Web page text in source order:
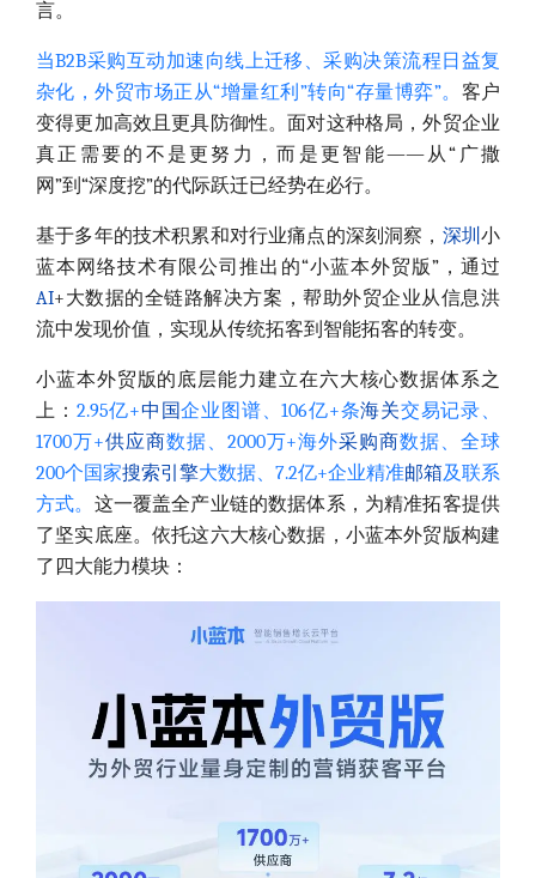
言。
当B2B采购互动加速向线上迁移、采购决策流程日益复
杂化，外贸市场正从“增量红利”转向“存量博弈”。 客户
变得更加高效且更具防御性。面对这种格局，外贸企业
真正需要的不是更努力，而是更智能——从“广撒
网”到“深度挖”的代际跃迁已经势在必行。
基于多年的技术积累和对行业痛点的深刻洞察， 深圳小
蓝本网络技术有限公司推出的“小蓝本外贸版”，通过
AI+大数据的全链路解决方案，帮助外贸企业从信息洪
流中发现价值，实现从传统拓客到智能拓客的转变。
小蓝本外贸版的底层能力建立在六大核心数据体系之
上： 2.95亿+中国企业图谱、106亿+条海关交易记录、
1700万+供应商数据、2000万+海外采购商数据、全球
200个国家搜索引擎大数据、7.2亿+企业精准邮箱及联系
方式。 这一覆盖全产业链的数据体系，为精准拓客提供
了坚实底座。依托这六大核心数据，小蓝本外贸版构建
了四大能力模块：